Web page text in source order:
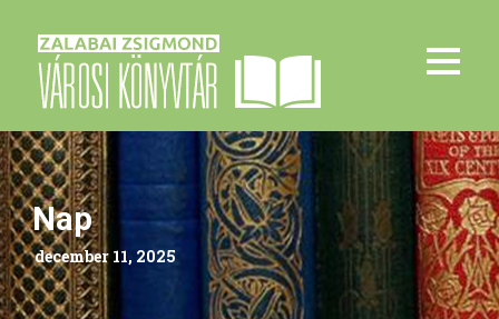
Nap
december 11, 2025